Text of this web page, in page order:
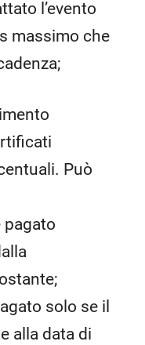
l’evento
massimo che
Può
pagato
solo se il
alla data di